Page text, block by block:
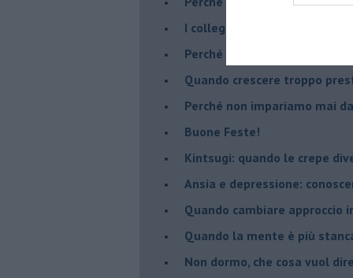
​I collegamenti tra filosofia e
​Perché tutti si sentono in
​Quando crescere troppo
​Perché non impariamo mai
​Buone Feste!
​Kintsugi: quando le crepe
Ansia e depressione:
Quando cambiare approccio
​Quando la mente è più
Non dormo, che cosa vuol